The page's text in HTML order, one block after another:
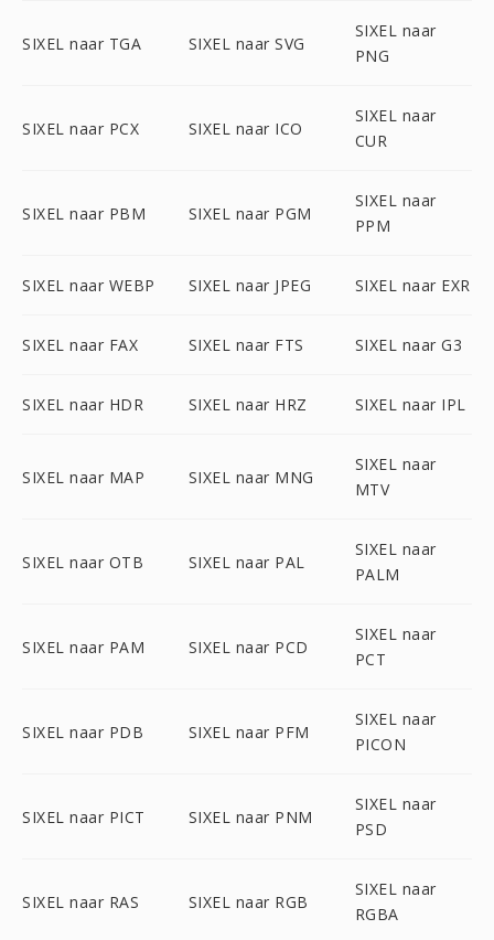
SIXEL naar TGA SIXEL naar SVG
SIXEL naar
PNG
SIXEL naar PCX SIXEL naar ICO
SIXEL naar
CUR
SIXEL naar PBM SIXEL naar PGM
SIXEL naar
PPM
SIXEL naar WEBP SIXEL naar JPEG SIXEL naar EXR
SIXEL naar FAX SIXEL naar FTS SIXEL naar G3
SIXEL naar HDR SIXEL naar HRZ SIXEL naar IPL
SIXEL naar MAP SIXEL naar MNG
SIXEL naar
MTV
SIXEL naar OTB SIXEL naar PAL
SIXEL naar
PALM
SIXEL naar PAM SIXEL naar PCD
SIXEL naar
PCT
SIXEL naar PDB SIXEL naar PFM
SIXEL naar
PICON
SIXEL naar PICT SIXEL naar PNM
SIXEL naar
PSD
SIXEL naar RAS SIXEL naar RGB
SIXEL naar
RGBA